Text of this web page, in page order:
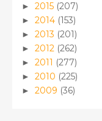
► 2015 (207)
► 2014 (153)
► 2013 (201)
► 2012 (262)
► 2011 (277)
► 2010 (225)
► 2009 (36)